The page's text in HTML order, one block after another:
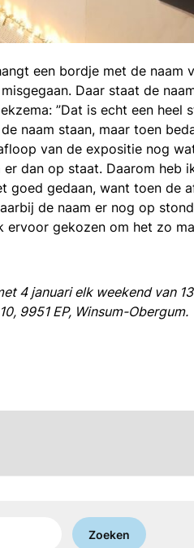
een bordje met de naam
Daar staat de
”Dat is echt een heel
naam staan, maar toen
van de expositie nog
dan op staat. Daarom heb
goed gedaan, want toen de
de naam er nog op
ervoor gekozen om het zo
4 januari elk weekend van
9951 EP, Winsum-Obergum.